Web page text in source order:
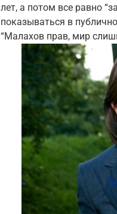
лет, а потом все равно
показываться в
“Малахов прав, мир